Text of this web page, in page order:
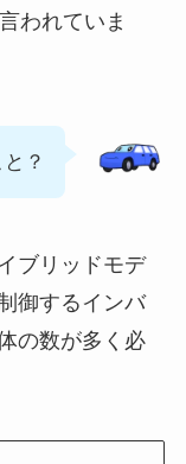
われていま
？
ブリッドモデ
御するインバ
の数が多く必